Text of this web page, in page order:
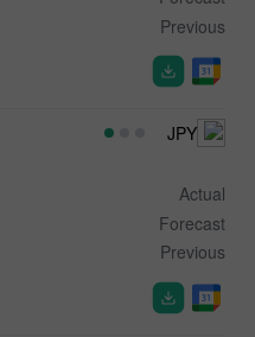
Previous
JPY
Actual
Forecast
Previous